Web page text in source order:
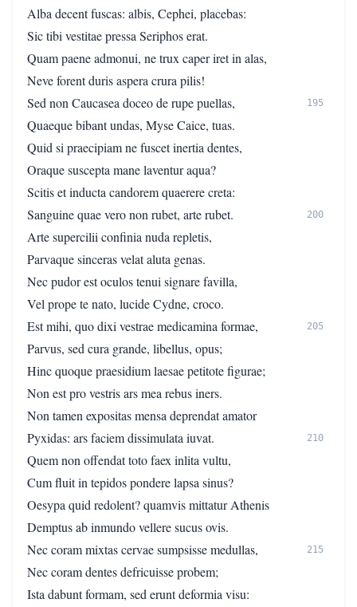
Alba decent fuscas: albis, Cephei, placebas:
Sic tibi vestitae pressa Seriphos erat.
Quam paene admonui, ne trux caper iret in alas,
Neve forent duris aspera crura pilis!
Sed non Caucasea doceo de rupe puellas,
195
Quaeque bibant undas, Myse Caice, tuas.
Quid si praecipiam ne fuscet inertia dentes,
Oraque suscepta mane laventur aqua?
Scitis et inducta candorem quaerere creta:
Sanguine quae vero non rubet, arte rubet.
200
Arte supercilii confinia nuda repletis,
Parvaque sinceras velat aluta genas.
Nec pudor est oculos tenui signare favilla,
Vel prope te nato, lucide Cydne, croco.
Est mihi, quo dixi vestrae medicamina formae,
205
Parvus, sed cura grande, libellus, opus;
Hinc quoque praesidium laesae petitote figurae;
Non est pro vestris ars mea rebus iners.
Non tamen expositas mensa deprendat amator
Pyxidas: ars faciem dissimulata iuvat.
210
Quem non offendat toto faex inlita vultu,
Cum fluit in tepidos pondere lapsa sinus?
Oesypa quid redolent? quamvis mittatur Athenis
Demptus ab inmundo vellere sucus ovis.
Nec coram mixtas cervae sumpsisse medullas,
215
Nec coram dentes defricuisse probem;
Ista dabunt formam, sed erunt deformia visu: